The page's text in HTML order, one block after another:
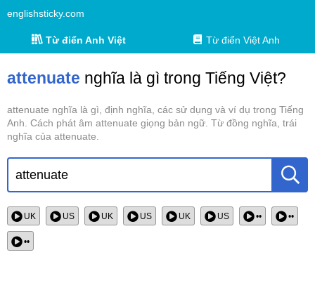
englishsticky.com
Từ điển Anh Việt Từ điển Việt Anh
attenuate nghĩa là gì trong Tiếng Việt?
attenuate nghĩa là gì, định nghĩa, các sử dụng và ví dụ trong Tiếng
Anh. Cách phát âm attenuate giọng bản ngữ. Từ đồng nghĩa, trái
nghĩa của attenuate.
UK US UK US UK US •• ••
••